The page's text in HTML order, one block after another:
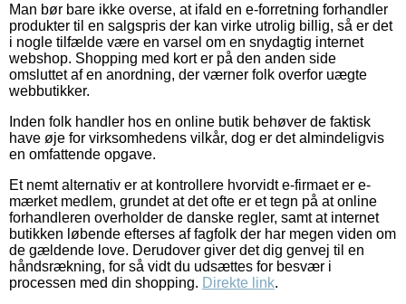
Man bør bare ikke overse, at ifald en e-forretning forhandler
produkter til en salgspris der kan virke utrolig billig, så er det
i nogle tilfælde være en varsel om en snydagtig internet
webshop. Shopping med kort er på den anden side
omsluttet af en anordning, der værner folk overfor uægte
webbutikker.
Inden folk handler hos en online butik behøver de faktisk
have øje for virksomhedens vilkår, dog er det almindeligvis
en omfattende opgave.
Et nemt alternativ er at kontrollere hvorvidt e-firmaet er e-
mærket medlem, grundet at det ofte er et tegn på at online
forhandleren overholder de danske regler, samt at internet
butikken løbende efterses af fagfolk der har megen viden om
de gældende love. Derudover giver det dig genvej til en
håndsrækning, for så vidt du udsættes for besvær i
processen med din shopping. Direkte link.